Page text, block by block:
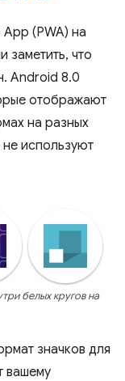
(PWA) на
заметить, что
Android 8.0
отображают
на разных
используют
белых кругов на
значков для
вашему